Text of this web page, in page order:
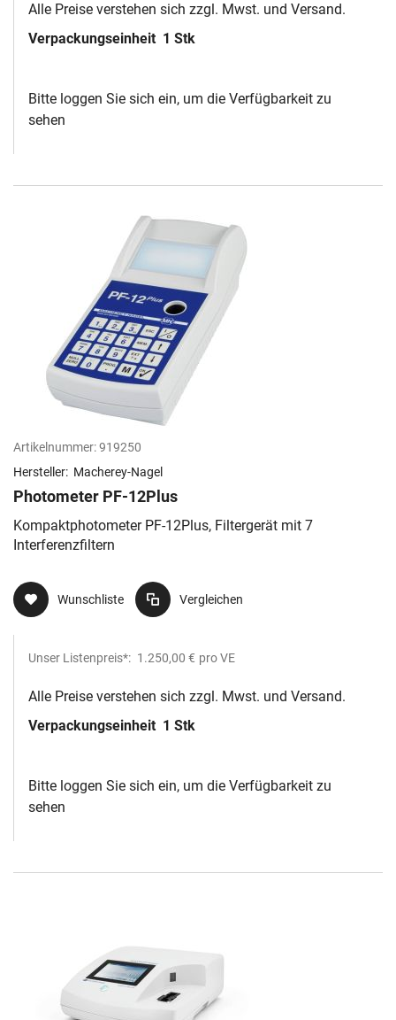
Alle Preise verstehen sich zzgl. Mwst. und Versand.
Verpackungseinheit 1 Stk
Bitte loggen Sie sich ein, um die Verfügbarkeit zu
sehen
Artikelnummer:919250
Hersteller: Macherey-Nagel
Photometer PF-12Plus
Kompaktphotometer PF-12Plus, Filtergerät mit 7
Interferenzfiltern
Wunschliste Vergleichen
Unser Listenpreis*: 1.250,00 € pro VE
Alle Preise verstehen sich zzgl. Mwst. und Versand.
Verpackungseinheit 1 Stk
Bitte loggen Sie sich ein, um die Verfügbarkeit zu
sehen